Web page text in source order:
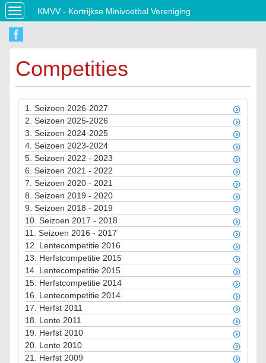
Toggle
navigation
KMVV - Kortrijkse Minivoetbal Vereniging
Competities
1. Seizoen 2026-2027
2. Seizoen 2025-2026
3. Seizoen 2024-2025
4. Seizoen 2023-2024
5. Seizoen 2022 - 2023
6. Seizoen 2021 - 2022
7. Seizoen 2020 - 2021
8. Seizoen 2019 - 2020
9. Seizoen 2018 - 2019
10. Seizoen 2017 - 2018
11. Seizoen 2016 - 2017
12. Lentecompetitie 2016
13. Herfstcompetitie 2015
14. Lentecompetitie 2015
15. Herfstcompetitie 2014
16. Lentecompetitie 2014
17. Herfst 2011
18. Lente 2011
19. Herfst 2010
20. Lente 2010
21. Herfst 2009